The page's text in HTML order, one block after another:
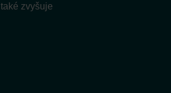
zvyšuje